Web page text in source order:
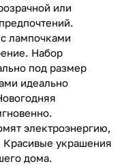
или
лампочками
Набор
под размер
идеально
электроэнергию,
Красивые украшения
дома.